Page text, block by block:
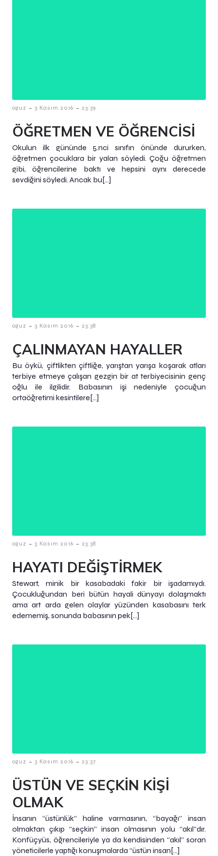
oguz - 3 Kasım 2016 - 23:39
ÖĞRETMEN VE ÖĞRENCİSİ
Okulun ilk gününde 5.nci sınıfın önünde dururken,
öğretmen çocuklara bir yalan söyledi. Çoğu öğretmen
gibi, öğrencilerine baktı ve hepsini aynı derecede
sevdiğini söyledi. Ancak bu[…]
oguz - 3 Kasım 2016 - 23:38
ÇALINMAYAN HAYALLER
Bu öykü, çiftlikten çiftliğe, yarıştan yarışa koşarak atları
terbiye etmeye çalışan gezgin bir at terbiyecisinin genç
oğlu ile ilgilidir. Babasının işi nedeniyle çocuğun
ortaöğretimi kesintilere[…]
oguz - 3 Kasım 2016 - 23:38
HAYATI DEĞİŞTİRMEK
Stewart, minik bir kasabadaki fakir bir işadamıydı.
Çocukluğundan beri bütün hayali dünyayı dolaşmaktı
ama art arda gelen olaylar yüzünden kasabasını terk
edememiş, sonunda babasının pek[…]
oguz - 3 Kasım 2016 - 23:37
ÜSTÜN VE SEÇKİN KİŞİ
OLMAK
İnsanın “üstünlük” haline varmasının, “bayağı” insan
olmaktan çıkıp “seçkin” insan olmasının yolu “akıl”dır.
Konfüçyüs, öğrencileriyle ya da kendisinden “akıl” soran
yöneticilerle yaptığı konuşmalarda “üstün insan[…]